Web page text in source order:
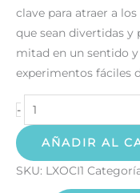
clave para atraer a
que sean divertidas y
mitad en un sentido
experimentos fáciles
-
AÑADIR AL
SKU: LXOCI1